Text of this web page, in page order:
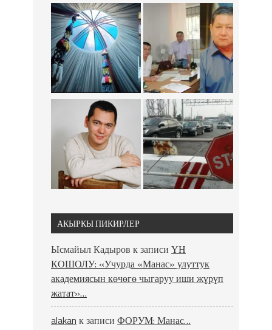
АКЫРКЫ ПИКИРЛЕР
Ысмайыл Кадыров к записи ҮН
КОШОЛУ: «Учурда «Манас» улуттук
академиясын көчөгө чыгаруу иши жүрүп
жатат»…
alakan к записи ФОРУМ: Манас…